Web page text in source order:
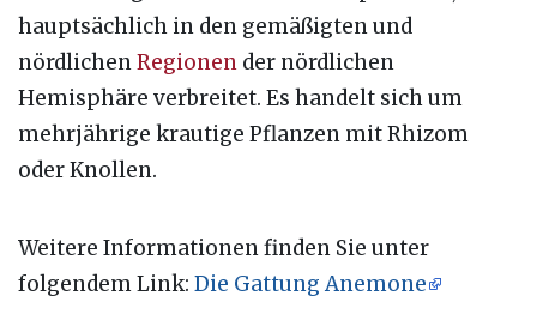
hauptsächlich in den gemäßigten und
nördlichenRegionen der nördlichen
Hemisphäre verbreitet. Es handelt sich um
mehrjährige krautige Pflanzen mit Rhizom
oder Knollen.
Weitere Informationen finden Sie unter
folgendem Link: Die Gattung Anemone